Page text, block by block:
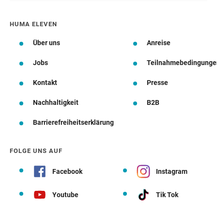
HUMA ELEVEN
Über uns Anreise
Jobs
Kontakt Presse
Nachhaltigkeit B2B
Barrierefreiheitserklärung
FOLGE UNS AUF
Facebook Instagram
Youtube Tik Tok